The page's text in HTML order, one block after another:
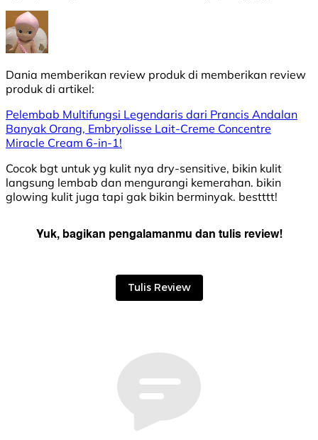
Dania memberikan review produk di memberikan review
produk di artikel:
Pelembab Multifungsi Legendaris dari Prancis Andalan
Banyak Orang, Embryolisse Lait-Creme Concentre
Miracle Cream 6-in-1!
Cocok bgt untuk yg kulit nya dry-sensitive, bikin kulit
langsung lembab dan mengurangi kemerahan. bikin
glowing kulit juga tapi gak bikin berminyak. bestttt!